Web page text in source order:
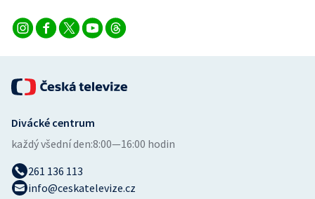
Ostatní
Divácké centrum
každý všední den:8:00—16:00 hodin
261 136 113
info@ceskatelevize.cz